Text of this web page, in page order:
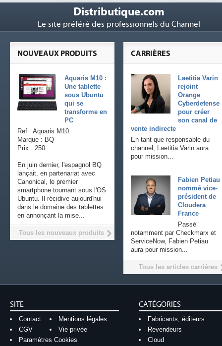
Distributique.com
Le site préféré des professionnels du Channel
CARRIÈRES
Laetitia Varin
rejoint
Orange
Cyberdefense
pour créer
son canal de
vente indirecte
En tant que responsable du
channel, Laetitia Varin aura
pour mission...
Fabien Petiau
nommé vice-
président de
Cloudera
France
Passé
notamment par Checkmarx et
ServiceNow, Fabien Petiau
aura pour mission...
Tous les articles carrières
NOUVEAUX PRODUITS
Aquaris M10 :
Une tablette
sous Ubuntu
qui se
transforme en
PC
Ref : Aquaris M10
Marque : BQ
Prix : 250
En juin dernier, l'espagnol BQ
lançait, en partenariat avec
Canonical, le premier
smartphone tournant sous l'OS
Ubuntu. Il récidive aujourd'hui
dans le domaine des tablettes
en annonçant la mise...
Tous les nouveaux produits
SITE
Contact
Mentions légales
CGV
Vie privée
Paramètres Cookies
CATÉGORIES
Fabricants, éditeurs
Revendeurs
Cloud